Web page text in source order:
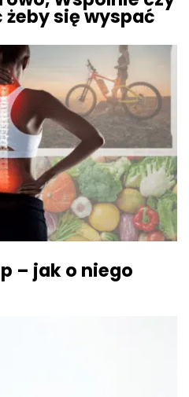
się wyspać
– jak o niego